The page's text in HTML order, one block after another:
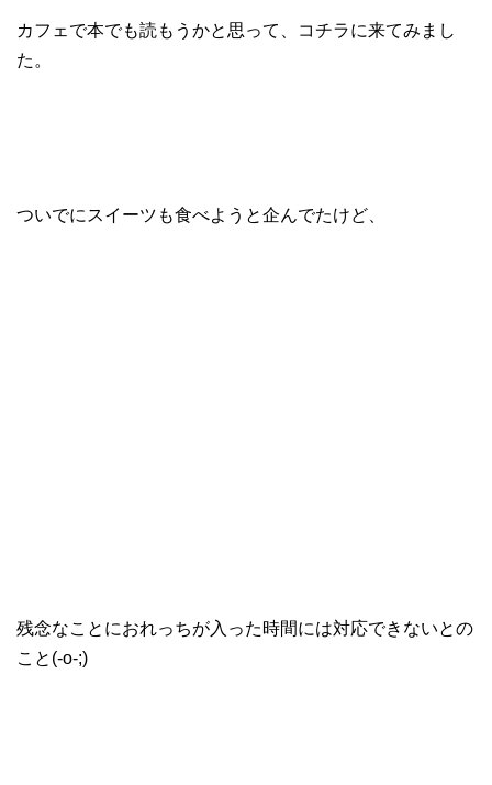
カフェで本でも読もうかと思って、コチラに来てみまし
た。
ついでにスイーツも食べようと企んでたけど、
残念なことにおれっちが入った時間には対応できないとの
こと(-o-;)